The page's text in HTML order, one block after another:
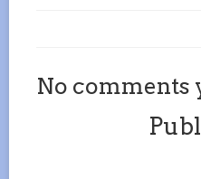
No comments